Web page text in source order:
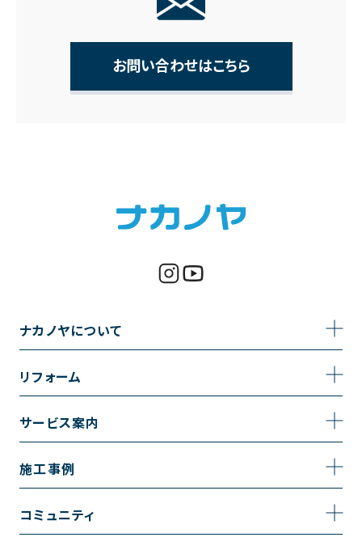
お問い合わせはこちら
ナカノヤについて
採用情報
リフォーム
トイレのリフォーム
キッチンのリフォーム
サービス案内
サービスの流れ
施工事例
施工事例一覧
コミュニティ